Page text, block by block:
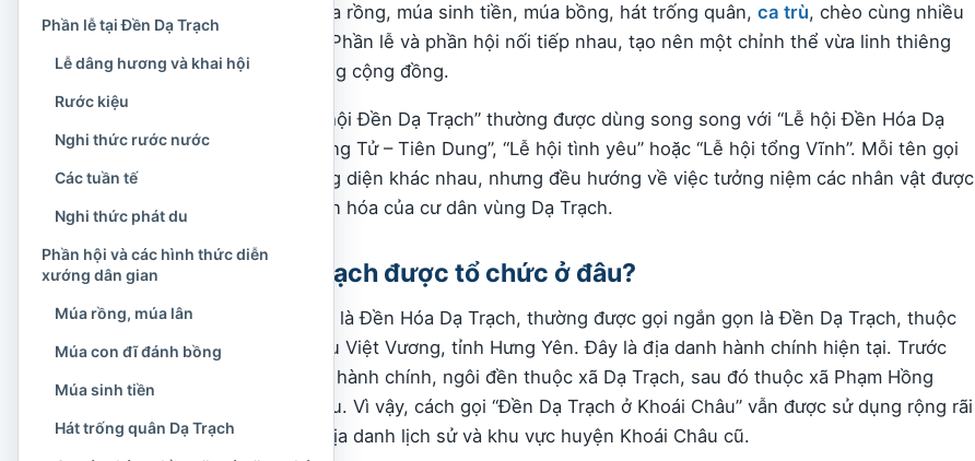
xướng dân gian với múa rồng, múa sinh tiền, múa bồng, hát trống quân, ca trù, chèo cùng nhiều
trò chơi truyền thống. Phần lễ và phần hội nối tiếp nhau, tạo nên một chỉnh thể vừa linh thiêng
vừa gần gũi với đời sống cộng đồng.
Ngày nay, tên gọi “Lễ hội Đền Dạ Trạch” thường được dùng song song với “Lễ hội Đền Hóa Dạ
Trạch”, “Lễ hội Chử Đồng Tử – Tiên Dung”, “Lễ hội tình yêu” hoặc “Lễ hội tổng Vĩnh”. Mỗi tên gọi
nhấn mạnh một phương diện khác nhau, nhưng đều hướng về việc tưởng niệm các nhân vật được
thờ và gìn giữ ký ức văn hóa của cư dân vùng Dạ Trạch.
Lễ hội Đền Dạ Trạch được tổ chức ở đâu?
Địa điểm tổ chức lễ hội là Đền Hóa Dạ Trạch, thường được gọi ngắn gọn là Đền Dạ Trạch, thuộc
thôn Yên Vĩnh, xã Triệu Việt Vương, tỉnh Hưng Yên. Đây là địa danh hành chính hiện tại. Trước
các đợt sắp xếp đơn vị hành chính, ngôi đền thuộc xã Dạ Trạch, sau đó thuộc xã Phạm Hồng
Thái, huyện Khoái Châu. Vì vậy, cách gọi “Đền Dạ Trạch ở Khoái Châu” vẫn được sử dụng rộng rãi
để chỉ vùng văn hóa, địa danh lịch sử và khu vực huyện Khoái Châu cũ.
Phần lễ tại Đền Dạ Trạch
Lễ dâng hương và khai hội
Rước kiệu
Nghi thức rước nước
Các tuần tế
Nghi thức phát du
Phần hội và các hình thức diễn
xướng dân gian
Múa rồng, múa lân
Múa con đĩ đánh bồng
Múa sinh tiền
Hát trống quân Dạ Trạch